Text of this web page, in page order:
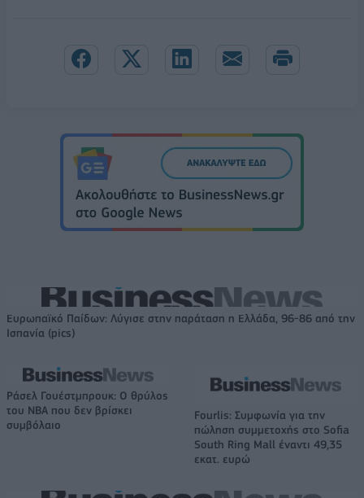
Ευρωπαϊκό Παίδων: Λύγισε στην παράταση η Ελλάδα, 96-86 από την
Ισπανία (pics)
Ράσελ Γουέστμπρουκ: Ο θρύλος
του NBA που δεν βρίσκει
συμβόλαιο
Fourlis: Συμφωνία για την
πώληση συμμετοχής στο Sofia
South Ring Mall έναντι 49,35
εκατ. ευρώ